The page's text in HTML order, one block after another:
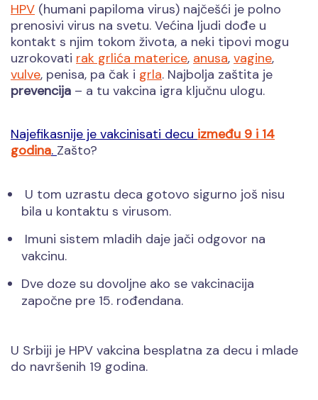
HPV (humani papiloma virus) najčešći je polno
prenosivi virus na svetu. Većina ljudi dođe u
kontakt s njim tokom života, a neki tipovi mogu
uzrokovati rak grlića materice, anusa, vagine,
vulve, penisa, pa čak i grla. Najbolja zaštita je
prevencija – a tu vakcina igra ključnu ulogu.
Najefikasnije je vakcinisati decu između 9 i 14
godina. Zašto?
U tom uzrastu deca gotovo sigurno još nisu
bila u kontaktu s virusom.
Imuni sistem mladih daje jači odgovor na
vakcinu.
Dve doze su dovoljne ako se vakcinacija
započne pre 15. rođendana.
U Srbiji je HPV vakcina besplatna za decu i mlade
do navršenih 19 godina.